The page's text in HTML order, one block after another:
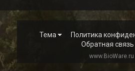
Тема
Политика
Обратная связь
www.BioWare.ru